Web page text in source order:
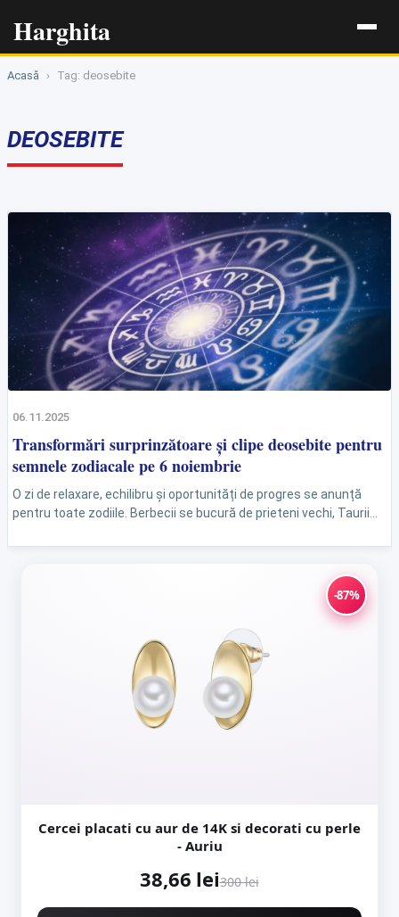
Harghita
Acasă › Tag: deosebite
DEOSEBITE
06.11.2025
Transformări surprinzătoare și clipe deosebite pentru
semnele zodiacale pe 6 noiembrie
O zi de relaxare, echilibru și oportunități de progres se anunță
pentru toate zodiile. Berbecii se bucură de prieteni vechi, Taurii
-87%
Cercei placati cu aur de 14K si decorati cu perle
- Auriu
38,66 lei300 lei